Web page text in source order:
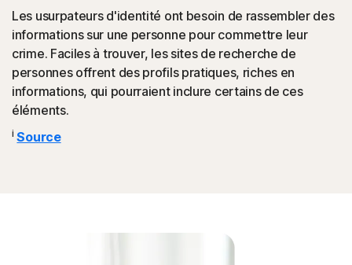
Les usurpateurs d'identité ont besoin de rassembler des
informations sur une personne pour commettre leur
crime. Faciles à trouver, les sites de recherche de
personnes offrent des profils pratiques, riches en
informations, qui pourraient inclure certains de ces
éléments.
i Source